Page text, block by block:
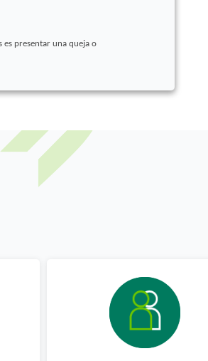
es presentar una queja o